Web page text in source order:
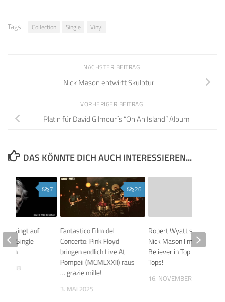
Tags: Collection Single Vinyl
NÄCHSTER BEITRAG
Nick Mason entwirft Skulptur
VORHERIGER BEITRAG
Platin für David Gilmour´s “On An Island” Album
DAS KÖNNTE DICH AUCH INTERESSIEREN...
26
Fantastico Film del
Concerto: Pink Floyd
bringen endlich Live At
Pompeii (MCMLXXII) raus
… grazie mille!
3. MAI 2025
Robert Wyatt spielt mit
Nick Mason I’m A
Believer in Top Of The
Tops!
16. NOVEMBER 2010
7
singt auf
Single
Earth
2018